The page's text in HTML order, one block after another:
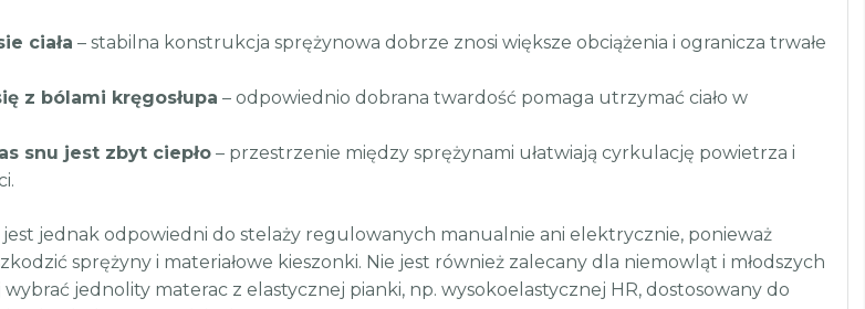
ciała – stabilna konstrukcja sprężynowa dobrze znosi większe obciążenia i ogranicza trwałe
z bólami kręgosłupa – odpowiednio dobrana twardość pomaga utrzymać ciało w
snu jest zbyt ciepło – przestrzenie między sprężynami ułatwiają cyrkulację powietrza i
jest jednak odpowiedni do stelaży regulowanych manualnie ani elektrycznie, ponieważ
sprężyny i materiałowe kieszonki. Nie jest również zalecany dla niemowląt i młodszych
wybrać jednolity materac z elastycznej pianki, np. wysokoelastycznej HR, dostosowany do